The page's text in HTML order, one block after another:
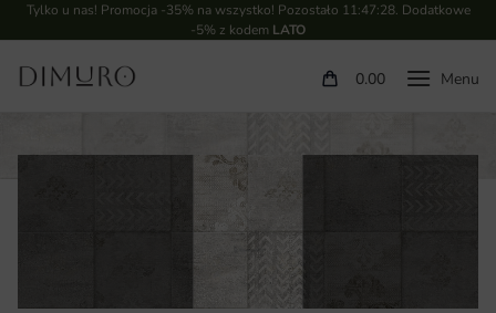
Tylko u nas! Promocja -35% na wszystko! Pozostało 11:47:28. Dodatkowe
-5% z kodem LATO
0.00